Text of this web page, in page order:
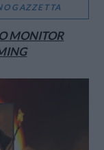
MONITOR